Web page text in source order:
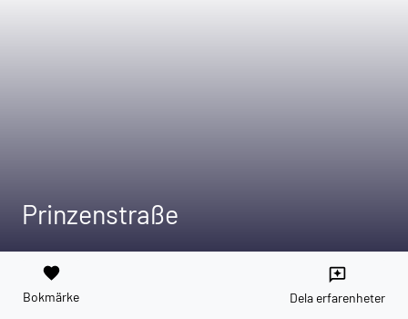
Prinzenstraße
favorite
Bokmärke
reviews
Dela erfarenheter